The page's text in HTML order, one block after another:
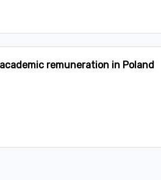
remuneration in Poland